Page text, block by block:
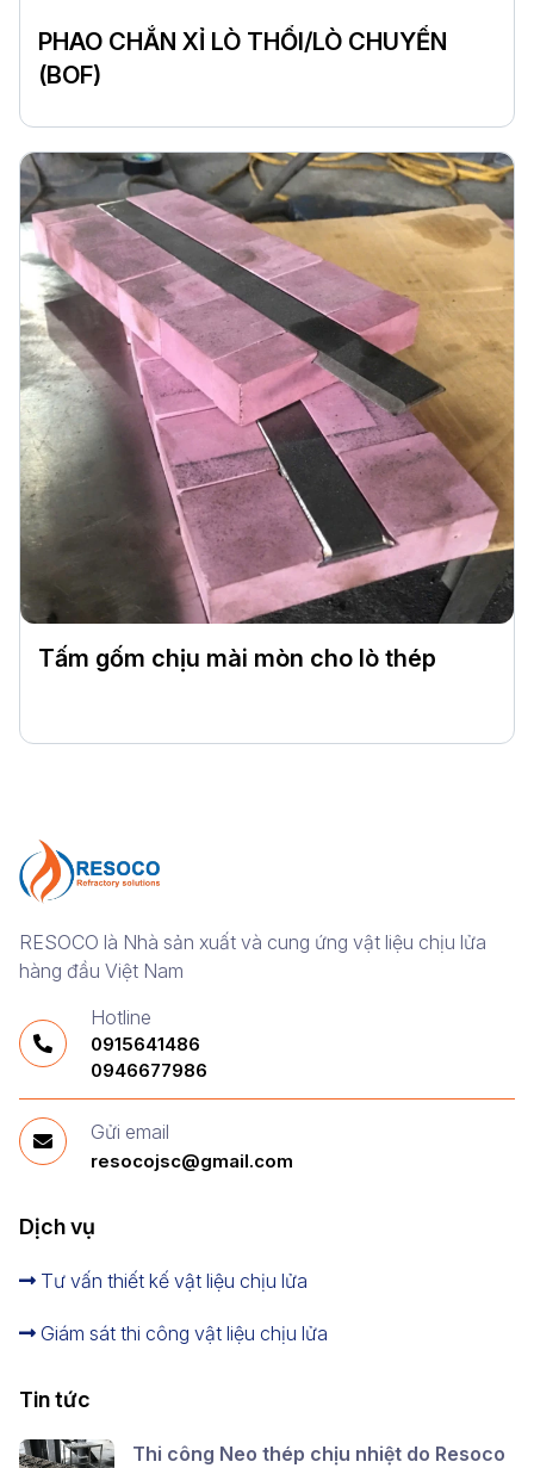
PHAO CHẮN XỈ LÒ THỔI/LÒ CHUYỂN
(BOF)
Tấm gốm chịu mài mòn cho lò thép
RESOCO là Nhà sản xuất và cung ứng vật liệu chịu lửa
hàng đầu Việt Nam
Hotline
0915641486
0946677986
Gửi email
resocojsc@gmail.com
Dịch vụ
Tư vấn thiết kế vật liệu chịu lửa
Giám sát thi công vật liệu chịu lửa
Tin tức
Thi công Neo thép chịu nhiệt do Resoco